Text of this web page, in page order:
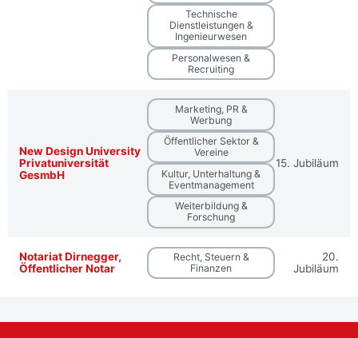
Technische
Dienstleistungen &
Ingenieurwesen
Personalwesen &
Recruiting
New Design University
Privatuniversität
GesmbH
Marketing, PR &
Werbung
Öffentlicher Sektor &
Vereine
Kultur, Unterhaltung &
Eventmanagement
Weiterbildung &
Forschung
15. Jubiläum
Notariat Dirnegger,
Öffentlicher Notar
Recht, Steuern &
Finanzen
20.
Jubiläum